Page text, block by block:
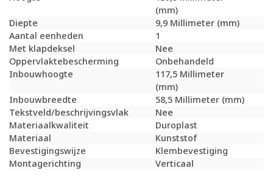
(mm)
Diepte
9,9 Millimeter (mm)
Aantal eenheden
1
Met klapdeksel
Nee
Oppervlaktebescherming
Onbehandeld
Inbouwhoogte
117,5 Millimeter
(mm)
Inbouwbreedte
58,5 Millimeter (mm)
Tekstveld/beschrijvingsvlak
Nee
Materiaalkwaliteit
Duroplast
Materiaal
Kunststof
Bevestigingswijze
Klembevestiging
Montagerichting
Verticaal